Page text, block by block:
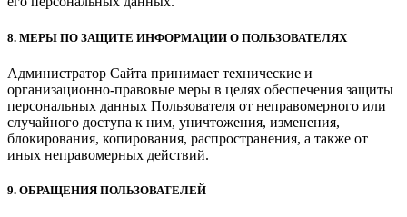
8. МЕРЫ ПО ЗАЩИТЕ ИНФОРМАЦИИ О ПОЛЬЗОВАТЕЛЯХ
Администратор Сайта принимает технические и
организационно-правовые меры в целях обеспечения защиты
персональных данных Пользователя от неправомерного или
случайного доступа к ним, уничтожения, изменения,
блокирования, копирования, распространения, а также от
иных неправомерных действий.
9. ОБРАЩЕНИЯ ПОЛЬЗОВАТЕЛЕЙ